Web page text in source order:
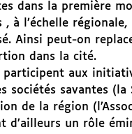
dans la première
à l’échelle régionale,
Ainsi peut-on
dans la cité.
aux
sociétés savantes
de la région
d’ailleurs un rôle